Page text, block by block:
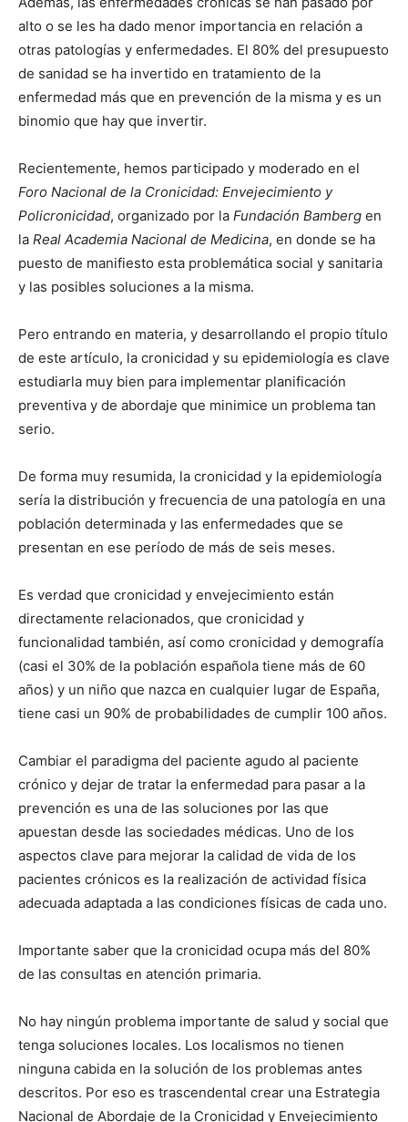
alto o se les ha dado menor importancia en relación a
otras patologías y enfermedades. El 80% del presupuesto
de sanidad se ha invertido en tratamiento de la
enfermedad más que en prevención de la misma y es un
binomio que hay que invertir.
Recientemente, hemos participado y moderado en el
Foro Nacional de la Cronicidad: Envejecimiento y
Policronicidad, organizado por la Fundación Bamberg en
la Real Academia Nacional de Medicina, en donde se ha
puesto de manifiesto esta problemática social y sanitaria
y las posibles soluciones a la misma.
Pero entrando en materia, y desarrollando el propio título
de este artículo, la cronicidad y su epidemiología es clave
estudiarla muy bien para implementar planificación
preventiva y de abordaje que minimice un problema tan
serio.
De forma muy resumida, la cronicidad y la epidemiología
sería la distribución y frecuencia de una patología en una
población determinada y las enfermedades que se
presentan en ese período de más de seis meses.
Es verdad que cronicidad y envejecimiento están
directamente relacionados, que cronicidad y
funcionalidad también, así como cronicidad y demografía
(casi el 30% de la población española tiene más de 60
años) y un niño que nazca en cualquier lugar de España,
tiene casi un 90% de probabilidades de cumplir 100 años.
Cambiar el paradigma del paciente agudo al paciente
crónico y dejar de tratar la enfermedad para pasar a la
prevención es una de las soluciones por las que
apuestan desde las sociedades médicas. Uno de los
aspectos clave para mejorar la calidad de vida de los
pacientes crónicos es la realización de actividad física
adecuada adaptada a las condiciones físicas de cada uno.
Importante saber que la cronicidad ocupa más del 80%
de las consultas en atención primaria.
No hay ningún problema importante de salud y social que
tenga soluciones locales. Los localismos no tienen
ninguna cabida en la solución de los problemas antes
descritos. Por eso es trascendental crear una Estrategia
Nacional de Abordaje de la Cronicidad y Envejecimiento